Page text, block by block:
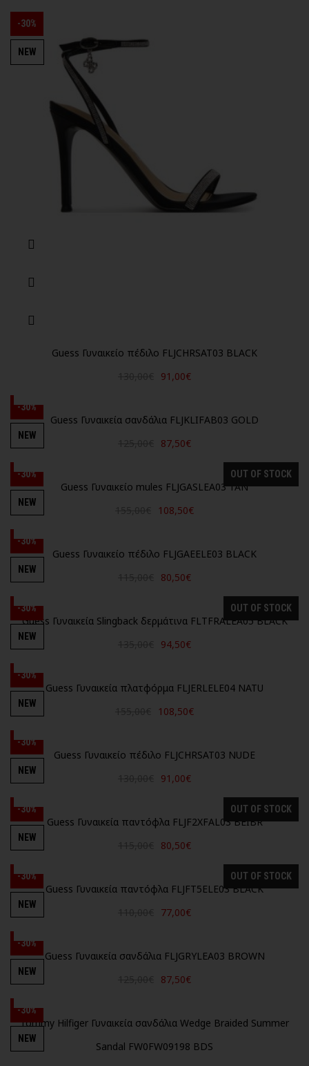
-30%
NEW
Guess Γυναικείο πέδιλο FLJCHRSAT03 BLACK
91,00€
-30%
NEW
Guess Γυναικεία σανδάλια FLJKLIFAB03 GOLD
87,50€
-30% OUT OF STOCK
NEW
Guess Γυναικείο mules FLJGASLEA03 TAN
108,50€
-30%
NEW
Guess Γυναικείο πέδιλο FLJGAEELE03 BLACK
80,50€
-30% OUT OF STOCK
NEW
Guess Γυναικεία Slingback δερμάτινα FLTFRALEA05 BLACK
94,50€
-30%
NEW
Guess Γυναικεία πλατφόρμα FLJERLELE04 NATU
108,50€
-30%
NEW
Guess Γυναικείο πέδιλο FLJCHRSAT03 NUDE
91,00€
-30% OUT OF STOCK
NEW
Guess Γυναικεία παντόφλα FLJF2XFAL03 BEIBR
80,50€
-30% OUT OF STOCK
NEW
Guess Γυναικεία παντόφλα FLJFT5ELE03 BLACK
77,00€
-30%
NEW
Guess Γυναικεία σανδάλια FLJGRYLEA03 BROWN
87,50€
-30%
NEW
Tommy Hilfiger Γυναικεία σανδάλια Wedge Braided Summer
Sandal FW0FW09198 BDS